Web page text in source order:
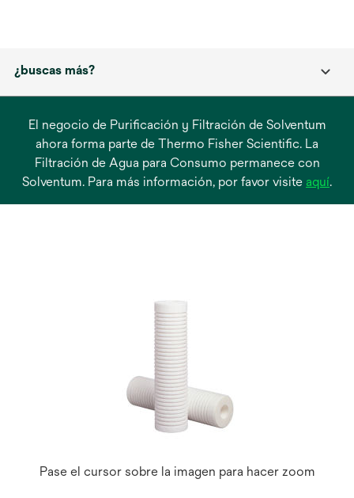
¿buscas más?
El negocio de Purificación y Filtración de Solventum
ahora forma parte de Thermo Fisher Scientific. La
Filtración de Agua para Consumo permanece con
Solventum. Para más información, por favor visite aquíse
.
Pase el cursor sobre la imagen para hacer zoom